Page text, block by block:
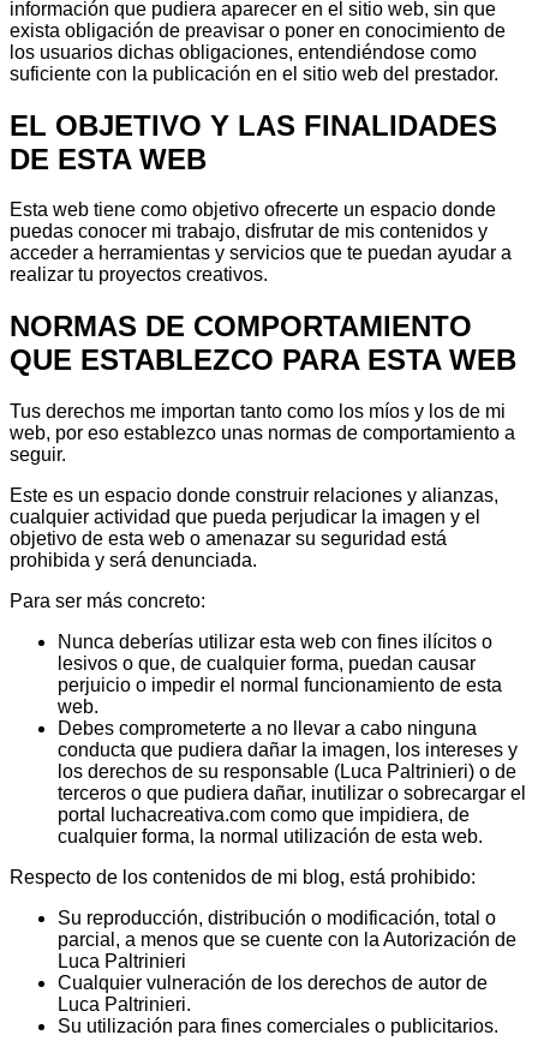
información que pudiera aparecer en el sitio web, sin que
exista obligación de preavisar o poner en conocimiento de
los usuarios dichas obligaciones, entendiéndose como
suficiente con la publicación en el sitio web del prestador.
EL OBJETIVO Y LAS FINALIDADES
DE ESTA WEB
Esta web tiene como objetivo ofrecerte un espacio donde
puedas conocer mi trabajo, disfrutar de mis contenidos y
acceder a herramientas y servicios que te puedan ayudar a
realizar tu proyectos creativos.
NORMAS DE COMPORTAMIENTO
QUE ESTABLEZCO PARA ESTA WEB
Tus derechos me importan tanto como los míos y los de mi
web, por eso establezco unas normas de comportamiento a
seguir.
Este es un espacio donde construir relaciones y alianzas,
cualquier actividad que pueda perjudicar la imagen y el
objetivo de esta web o amenazar su seguridad está
prohibida y será denunciada.
Para ser más concreto:
Nunca deberías utilizar esta web con fines ilícitos o
lesivos o que, de cualquier forma, puedan causar
perjuicio o impedir el normal funcionamiento de esta
web.
Debes comprometerte a no llevar a cabo ninguna
conducta que pudiera dañar la imagen, los intereses y
los derechos de su responsable (Luca Paltrinieri) o de
terceros o que pudiera dañar, inutilizar o sobrecargar el
portal luchacreativa.com como que impidiera, de
cualquier forma, la normal utilización de esta web.
Respecto de los contenidos de mi blog, está prohibido:
Su reproducción, distribución o modificación, total o
parcial, a menos que se cuente con la Autorización de
Luca Paltrinieri
Cualquier vulneración de los derechos de autor de
Luca Paltrinieri.
Su utilización para fines comerciales o publicitarios.